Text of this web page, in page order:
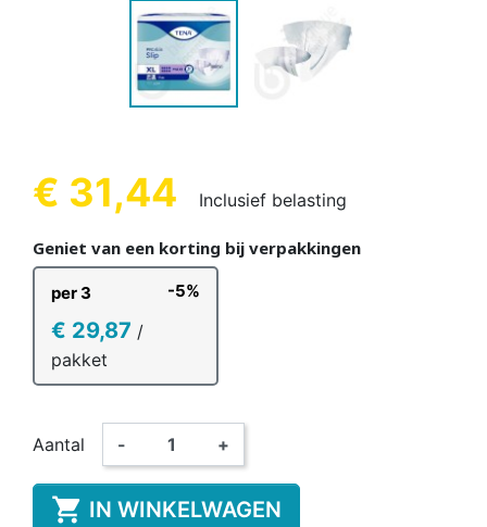
€ 31,44 Inclusief belasting
Geniet van een korting bij verpakkingen
per 3 -5%
€ 29,87 /
pakket
Aantal - +
 IN WINKELWAGEN